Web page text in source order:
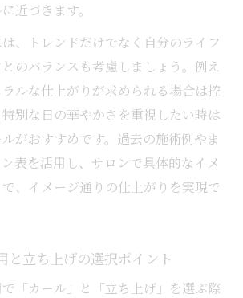
近づきます。
、トレンドだけでなく自分のライフ
のバランスも考慮しましょう。例え
ルな仕上がりが求められる場合は控
別な日の華やかさを重視したい時は
がおすすめです。過去の施術例やま
表を活用し、サロンで具体的なイメ
、イメージ通りの仕上がりを実現で
と立ち上げの選択ポイント
「カール」と「立ち上げ」を選ぶ際